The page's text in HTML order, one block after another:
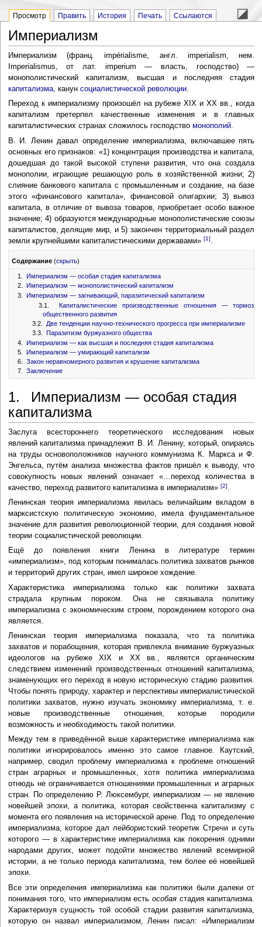
Просмотр Править История Печать Ссылаются
Империализм
Империализм (франц. impérialisme, англ. imperialism, нем.
Imperialismus, от лат. imperium — власть, господство) —
монополистический капитализм, высшая и последняя стадия
капитализма, канун социалистической революции.
Переход к империализму произошёл на рубеже XIX и XX вв., когда
капитализм претерпел качественные изменения и в главных
капиталистических странах сложилось господство монополий.
В. И. Ленин давал определение империализма, включавшее пять
основных его признаков: «1) концентрация производства и капитала,
дошедшая до такой высокой ступени развития, что она создала
монополии, играющие решающую роль в хозяйственной жизни; 2)
слияние банкового капитала с промышленным и создание, на базе
этого «финансового капитала», финансовой олигархии; 3) вывоз
капитала, в отличие от вывоза товаров, приобретает особо важное
значение; 4) образуются международные монополистические союзы
капиталистов, делящие мир, и 5) закончен территориальный раздел
земли крупнейшими капиталистическими державами» [1]
Содержание(скрыть)
1.
Империализм — особая стадия капитализма
2.
Империализм — монополистический капитализм
3. Империализм — загнивающий, паразитический капитализм
3.1.Капиталистические производственные отношения — тормоз
общественного развития
3.2.
Две тенденции научно-технического прогресса при империализме
3.3. Паразитизм буржуазного общества
4. Империализм — как высшая и последняя стадия капитализма
5. Империализм — умирающий капитализм
6. Закон неравномерного развития и крушение капитализма
7. Заключение
1. Империализм — особая стадия
капитализма
Заслуга всестороннего теоретического исследования новых
явлений капитализма принадлежит В. И. Ленину, который, опираясь
на труды основоположников научного коммунизма К. Маркса и Ф.
Энгельса, путём анализа множества фактов пришёл к выводу, что
совокупность новых явлений означает «…переход количества в
качество, переход развитого капитализма в империализм» [2]
Ленинская теория империализма явилась величайшим вкладом в
марксистскую политическую экономию, имела фундаментальное
значение для развития революционной теории, для создания новой
теории социалистической революции.
Ещё до появления книги Ленина в литературе термин
«империализм», под которым понималась политика захватов рынков
и территорий других стран, имел широкое хождение.
Характеристика империализма только как политики захвата
страдала крупным пороком. Она не связывала политику
империализма с экономическим строем, порождением которого она
является.
Ленинская теория империализма показала, что та политика
захватов и порабощения, которая привлекла внимание буржуазных
идеологов на рубеже XIX и XX вв., является органическим
следствием изменений производственных отношений капитализма,
знаменующих его переход в новую историческую стадию развития.
Чтобы понять природу, характер и перспективы империалистической
политики захватов, нужно изучать экономику империализма, т. е.
новые производственные отношения, которые породили
возможность и необходимость такой политики.
Между тем в приведённой выше характеристике империализма как
политики игнорировалось именно это самое главное. Каутский,
например, сводил проблему империализма к проблеме отношений
стран аграрных и промышленных, хотя политика империализма
отнюдь не ограничивается отношениями промышленных и аграрных
стран. По определению Р. Люксембург, империализм — не явление
новейшей эпохи, а политика, которая свойственна капитализму с
момента его появления на исторической арене. Под то определение
империализма, которое дал лейбористский теоретик Стречи и суть
которого — в характеристике империализма как покорения одними
народами других, может подойти множество явлений всемирной
истории, а не только периода капитализма, тем более её новейшей
эпохи.
Все эти определения империализма как политики были далеки от
понимания того, что империализм естьособая стадия капитализма.
Характеризуя сущность той особой стадии развития капитализма,
которую он назвал империализмом, Ленин писал: «Империализм